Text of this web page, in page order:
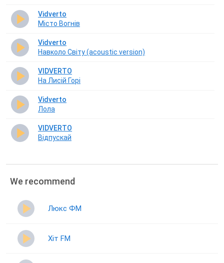
Vidverto
Місто Вогнів
Vidverto
Навколо Світу (acoustic version)
VIDVERTO
На Лисій Горі
Vidverto
Лола
VIDVERTO
Відпускай
We recommend
Люкс ФМ
Хіт FM